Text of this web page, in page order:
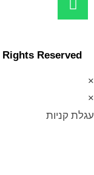
Reserved
×
×
עגלת קניות